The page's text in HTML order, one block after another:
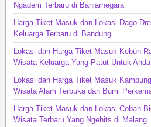
Ngadem Terbaru di Banjarnegara
Harga Tiket Masuk dan Lokasi Dago
Keluarga Terbaru di Bandung
Lokasi dan Harga Tiket Masuk Kebun
Wisata Keluarga Yang Patut Untuk
Lokasi dan Harga Tiket Masuk
Wisata Alam Terbuka dan Bumi
Harga Tiket Masuk dan Lokasi Coban
Wisata Terbaru Yang Ngehits di Malang